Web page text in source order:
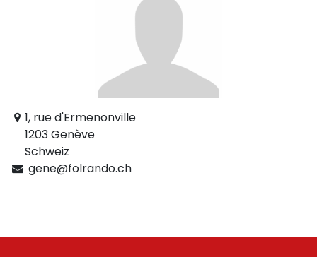
1, rue d'Ermenonville
1203 Genève
Schweiz
gene@folrando.ch